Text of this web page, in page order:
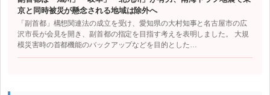
京と同時被災が懸念される地域は除外へ
「副首都」構想関連法の成立を受け、愛知県の大村知事と名古屋市の広
沢市長が会見を開き、副首都の指定を目指す考えを表明しました。 大規
模災害時の首都機能のバックアップなどを目的とした…